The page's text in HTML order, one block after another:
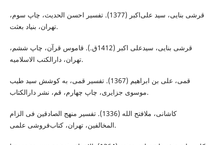
قرشی بنایی، سید علی‌اکبر (1377). تفسیر احسن الحدیث، چاپ سوم،
تهران، بنیاد بعثت.
قرشی بنایی، سیدعلی اکبر (1412ق.). قاموس قرآن، چاپ ششم،
تهران، دارالکتب الاسلامیه.
قمی، علی بن ابراهیم (1367). تفسیر قمی، به کوشش سید طیب
موسوی جزایری، چاپ چهارم، قم، نشر دارالکتاب.
کاشانی، ملافتح الله (1336). تفسیر منهج الصادقین فی الزام
المخالفین، تهران، کتاب‌فروشی علمی.